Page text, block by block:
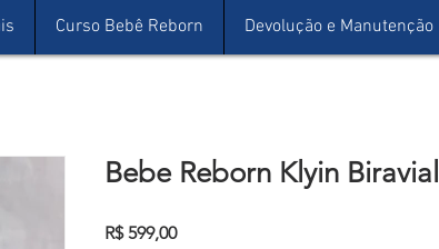
Bebe Reborn Klyin Biravial
R$ 599,00Preço
Curso Bebê Reborn Devolução e Manutenção